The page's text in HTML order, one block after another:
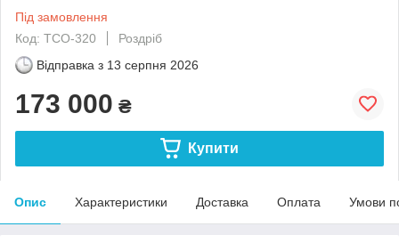
Під замовлення
Код: ТСО-320
Роздріб
Відправка з 13 серпня 2026
173 000 ₴
Купити
Опис Характеристики Доставка Оплата Умови